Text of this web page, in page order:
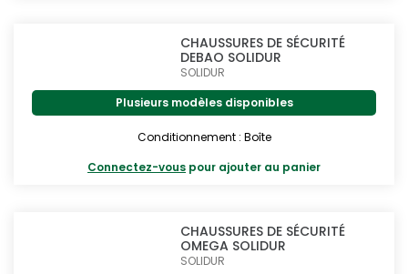
CHAUSSURES DE SÉCURITÉ
DEBAO SOLIDUR
SOLIDUR
Plusieurs modèles disponibles
Conditionnement : Boîte
Connectez-vous pour ajouter au panier
CHAUSSURES DE SÉCURITÉ
OMEGA SOLIDUR
SOLIDUR